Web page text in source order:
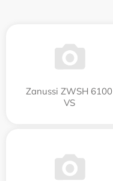
Zanussi ZWSH 6100
VS